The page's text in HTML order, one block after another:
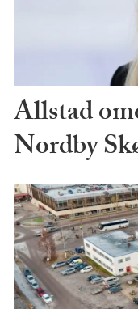
Allstad
Nordby